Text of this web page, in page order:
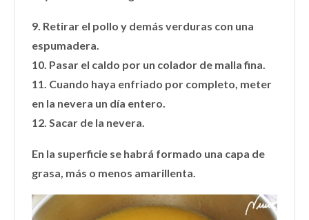
9. Retirar el pollo y demás verduras con una
espumadera.
10. Pasar el caldo por un colador de malla fina.
11. Cuando haya enfriado por completo, meter
en la nevera un día entero.
12. Sacar de la nevera.
En la superficie se habrá formado una capa de
grasa, más o menos amarillenta.